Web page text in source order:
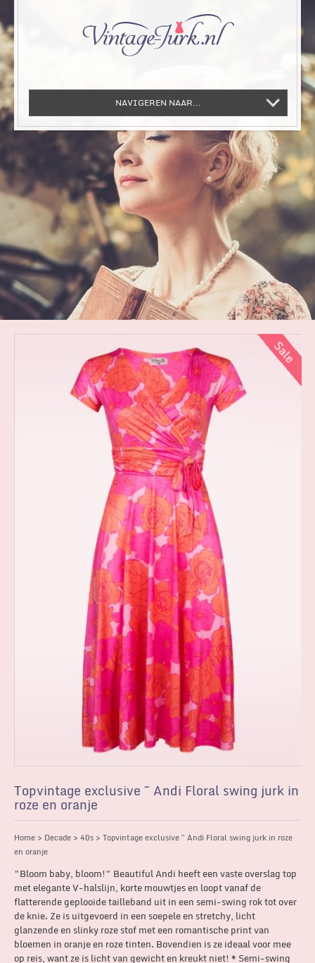
NAVIGEREN NAAR...
Topvintage exclusive ~ Andi Floral swing jurk in
roze en oranje
Home > Decade > 40s > Topvintage exclusive ~ Andi Floral swing jurk in roze
en oranje
”Bloom baby, bloom!” Beautiful Andi heeft een vaste overslag top
met elegante V-halslijn, korte mouwtjes en loopt vanaf de
flatterende geplooide tailleband uit in een semi-swing rok tot over
de knie. Ze is uitgevoerd in een soepele en stretchy, licht
glanzende en slinky roze stof met een romantische print van
bloemen in oranje en roze tinten. Bovendien is ze ideaal voor mee
op reis, want ze is licht van gewicht en kreukt niet! * Semi-swing